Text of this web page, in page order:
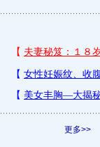
更多>>